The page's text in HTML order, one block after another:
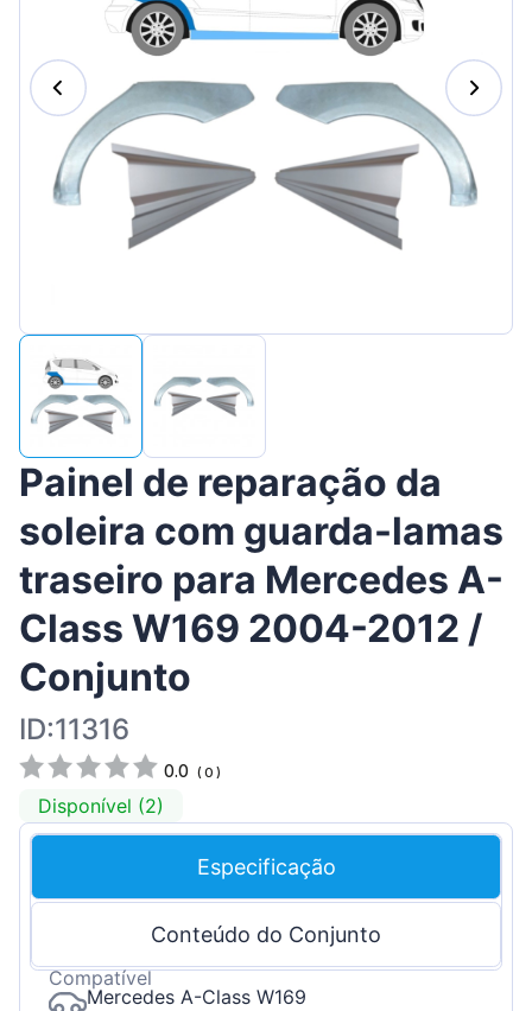
Magyar
Lietuvių
Hrvatski
Slovenian
Latvian
Painel de reparação da
soleira com guarda-lamas
traseiro para Mercedes A-
Class W169 2004-2012 /
Conjunto
ID:11316
0.0 (0 )
Disponível (2)
Especificação
Conteúdo do Conjunto
Compatível
Mercedes A-Class W169